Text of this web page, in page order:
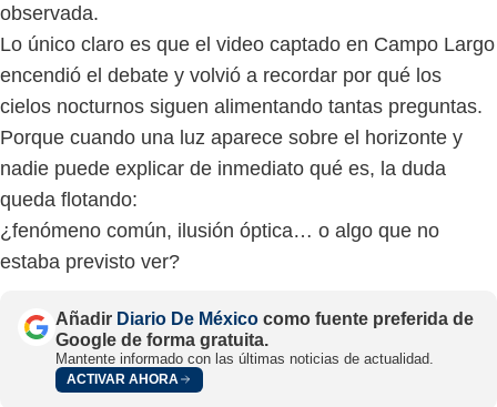
observada.
Lo único claro es que el video captado en Campo Largo
encendió el debate y volvió a recordar por qué los
cielos nocturnos siguen alimentando tantas preguntas.
Porque cuando una luz aparece sobre el horizonte y
nadie puede explicar de inmediato qué es, la duda
queda flotando:
¿fenómeno común, ilusión óptica… o algo que no
estaba previsto ver?
Añadir Diario De México como fuente preferida de
Google de forma gratuita.
Mantente informado con las últimas noticias de actualidad.
ACTIVAR AHORA